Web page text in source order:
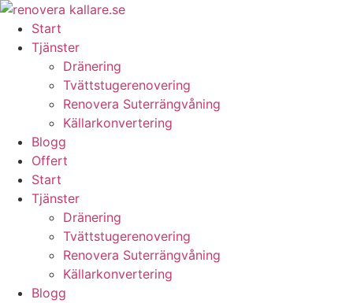
Skip
content
Start
Tjänster
Dränering
Tvättstugerenovering
Renovera Suterrängvåning
Källarkonvertering
Blogg
Offert
Start
Tjänster
Dränering
Tvättstugerenovering
Renovera Suterrängvåning
Källarkonvertering
Blogg